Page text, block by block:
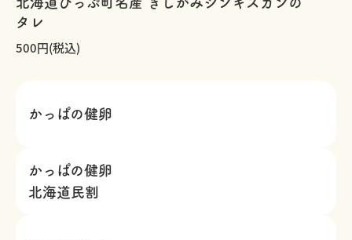
タレ
500円(税込)
かっぱの健卵
かっぱの健卵
北海道民割